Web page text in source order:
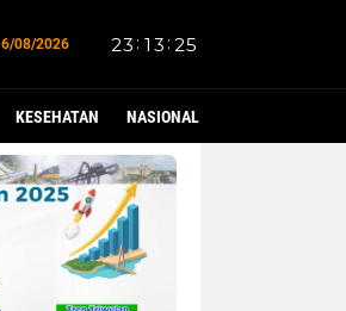
6/08/2026
KESEHATAN NASIONAL